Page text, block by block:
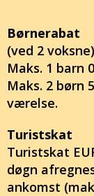
Børnerabat
(ved 2 voksne)
Maks. 1 barn
Maks. 2 børn
værelse.
Turistskat
Turistskat
døgn
ankomst